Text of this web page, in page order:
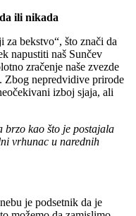
ili nikada
bekstvo“, što znači da
napustiti naš Sunčev
zračenje naše zvezde
Zbog nepredvidive prirode
izboj sjaja, ali
brzo kao što je postajala
vrhunac u narednih
je podsetnik da je